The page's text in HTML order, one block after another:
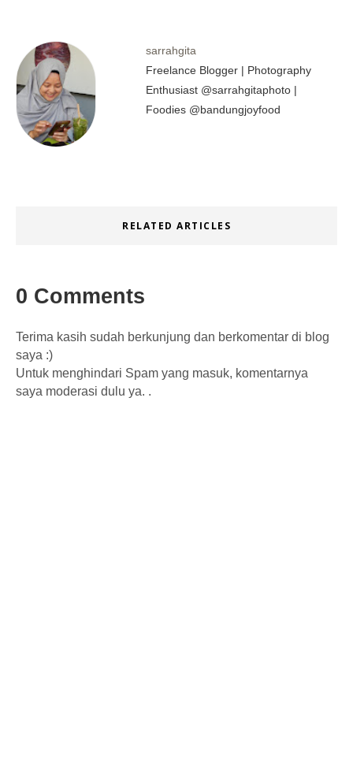
sarrahgita
Freelance Blogger | Photography
Enthusiast @sarrahgitaphoto |
Foodies @bandungjoyfood
RELATED ARTICLES
0 Comments
Terima kasih sudah berkunjung dan berkomentar di blog
saya :)
Untuk menghindari Spam yang masuk, komentarnya
saya moderasi dulu ya. .